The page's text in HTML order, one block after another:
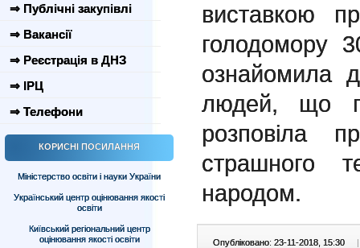
⇒ Публічні закупівлі
⇒ Вакансії
⇒ Реєстрація в ДНЗ
⇒ ІРЦ
⇒ Телефони
КОРИСНІ ПОСИЛАННЯ
Міністерство освіти і науки України
Український центр оцінювання якості
освіти
Київський регіональний центр
оцінювання якості освіти
виставкою
голодомору
ознайомила
людей, що
розповіла
страшного
народом.
Опубліковано: 23-11-2018, 15:30 |